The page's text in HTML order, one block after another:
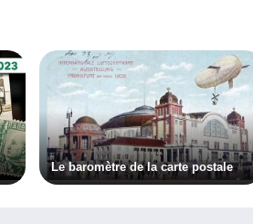
Le baromètre de la carte postale